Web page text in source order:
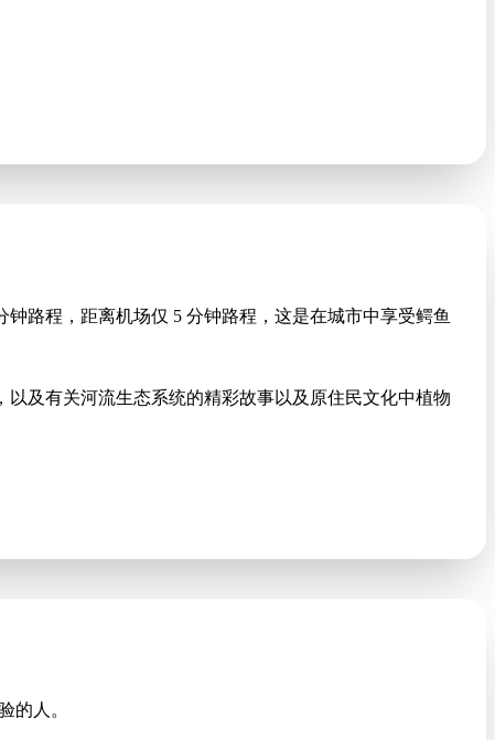
路程，距离机场仅 5 分钟路程，这是在城市中享受鳄鱼
及有关河流生态系统的精彩故事以及原住民文化中植物
的人。